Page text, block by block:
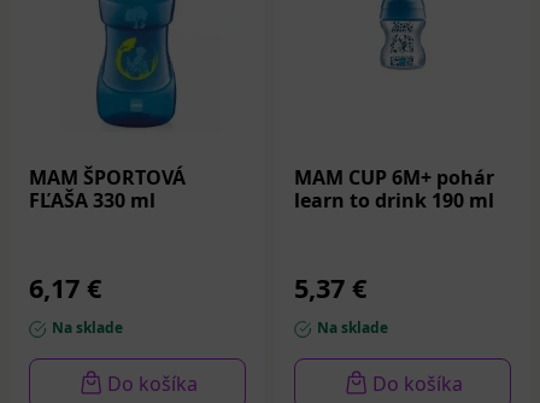
MAM ŠPORTOVÁ
FĽAŠA 330 ml
6,17 €
Na sklade
Do košíka
MAM CUP 6M+ pohár
learn to drink 190 ml
5,37 €
Na sklade
Do košíka